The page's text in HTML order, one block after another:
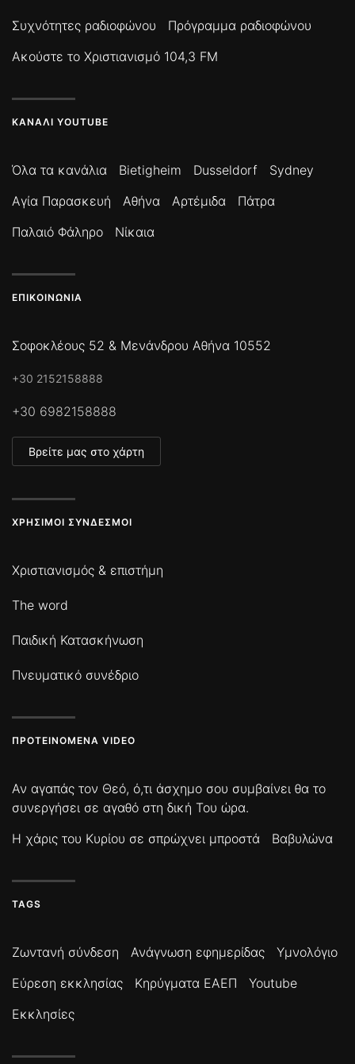
Συχνότητες ραδιοφώνου
Πρόγραμμα ραδιοφώνου
Ακούστε το Χριστιανισμό 104,3 FM
ΚΑΝΆΛΙ YOUTUBE
Όλα τα κανάλια Bietigheim Dusseldorf
Sydney
Αγία Παρασκευή
Αθήνα Αρτέμιδα
Πάτρα
Παλαιό Φάληρο
Νίκαια
ΕΠΙΚΟΙΝΩΝΊΑ
Σοφοκλέους 52 & Μενάνδρου Αθήνα 10552
+30 2152158888
+30 6982158888
Βρείτε μας στο χάρτη
ΧΡΉΣΙΜΟΙ ΣΎΝΔΕΣΜΟΙ
Χριστιανισμός & επιστήμη
The word
Παιδική Κατασκήνωση
Πνευματικό συνέδριο
ΠΡΟΤΕΙΝΌΜΕΝΑ VIDEO
Αν αγαπάς τον Θεό, ό,τι άσχημο σου συμβαίνει θα το
συνεργήσει σε αγαθό στη δική Του ώρα.
Η χάρις του Κυρίου σε σπρώχνει μπροστά
Βαβυλώνα
TAGS
Ζωντανή σύνδεση Ανάγνωση εφημερίδας
Υμνολόγιο
Εύρεση εκκλησίας
Κηρύγματα ΕΑΕΠ
Youtube
Εκκλησίες